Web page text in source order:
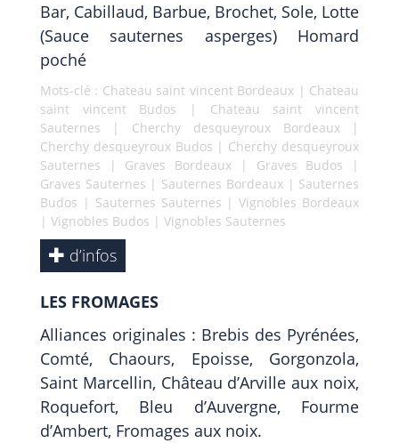
Bar, Cabillaud, Barbue, Brochet, Sole, Lotte
(Sauce sauternes asperges) Homard
poché
Mots-clé : Chateau saint vincent Bordeaux | Chateau
saint vincent Budos | Chateau saint vincent
Sauternes | Cherchy desqueyroux Bordeaux|
Cherchy desqueyroux Budos | Cherchy desqueyroux
Sauternes | Graves Bordeaux | Graves Budos |
Graves Sauternes | Sauternes Bordeaux| Sauternes
Budos | Sauternes Sauternes |Vignobles Bordeaux
| Vignobles Budos | Vignobles Sauternes
d’infos
LES FROMAGES
Alliances originales : Brebis des Pyrénées,
Comté, Chaours, Epoisse, Gorgonzola,
Saint Marcellin, Château d’Arville aux noix,
Roquefort, Bleu d’Auvergne, Fourme
d’Ambert, Fromages aux noix.